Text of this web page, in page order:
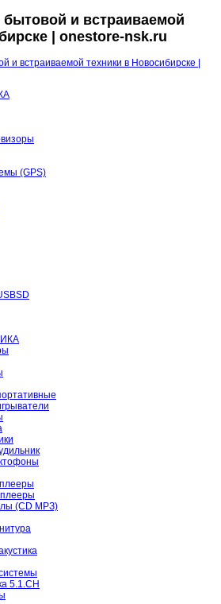
бытовой и встраиваемой
| onestore-nsk.ru
(GPS)
(CD МРЗ)
5.1.CH